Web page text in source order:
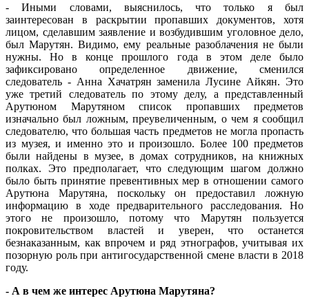
- Иными словами, выяснилось, что только я был
заинтересован в раскрытии пропавших документов, хотя
лицом, сделавшим заявление и возбудившим уголовное дело,
был Марутян. Видимо, ему реальные разоблачения не были
нужны. Но в конце прошлого года в этом деле было
зафиксировано определенное движение, сменился
следователь - Анна Хачатрян заменила Лусине Айкян. Это
уже третий следователь по этому делу, а представленный
Арутюном Марутяном список пропавших предметов
изначально был ложным, преувеличенным, о чем я сообщил
следователю, что большая часть предметов не могла пропасть
из музея, и именно это и произошло. Более 100 предметов
были найдены в музее, в домах сотрудников, на книжных
полках. Это предполагает, что следующим шагом должно
было быть принятие превентивных мер в отношении самого
Арутюна Марутяна, поскольку он предоставил ложную
информацию в ходе предварительного расследования. Но
этого не произошло, потому что Марутян пользуется
покровительством властей и уверен, что останется
безнаказанным, как впрочем и ряд этнографов, учитывая их
позорную роль при антигосударственной смене власти в 2018
году.
- А в чем же интерес Арутюна Марутяна?